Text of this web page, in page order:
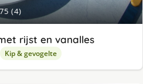
(4)
rijst en vanalles
Kip & gevogelte